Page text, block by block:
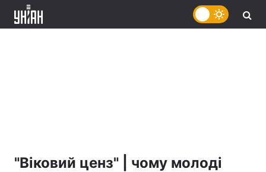
"Віковий ценз" | чому молоді